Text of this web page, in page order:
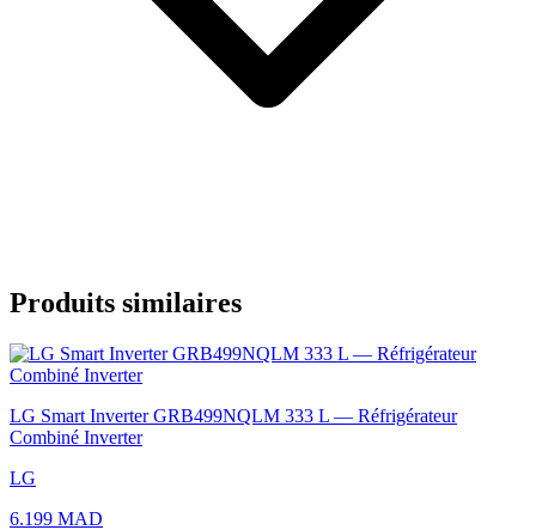
Produits similaires
LG Smart Inverter GRB499NQLM 333 L — Réfrigérateur
Combiné Inverter
LG
6.199 MAD